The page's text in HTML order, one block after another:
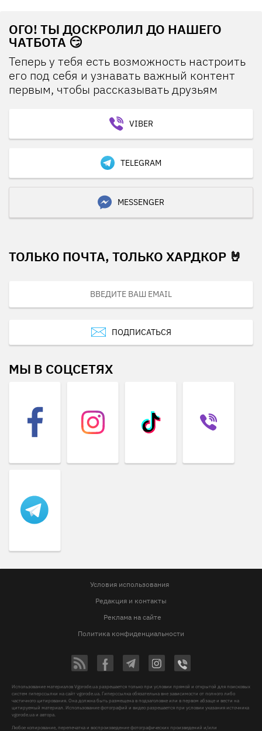
ОГО! ТЫ ДОСКРОЛИЛ ДО НАШЕГО
ЧАТБОТА 😏
Теперь у тебя есть возможность настроить
его под себя и узнавать важный контент
первым, чтобы рассказывать друзьям
VIBER
TELEGRAM
MESSENGER
ТОЛЬКО ПОЧТА, ТОЛЬКО ХАРДКОР 🤘
ПОДПИСАТЬСЯ
МЫ В СОЦСЕТЯХ
Условия использования
Редакция и контакты
Реклама на сайте
Политика конфиденциальности
Использование материалов Vgorode.ua разрешается только при условии прямой и открытой для поисковых
систем гиперссылки на сайт vgorode.ua. Гиперссылка обязательна вне зависимости от полного либо
частичного цитирования. Она должна быть размещена в подзаголовке или в первом абзаце и вести на
цитируемый материал. Использование фотографий и видео разрешается при условии указания источника
vgorode.ua и автора.
Любое копирование, перепечатка и воспроизведение фотографических произведений и/или